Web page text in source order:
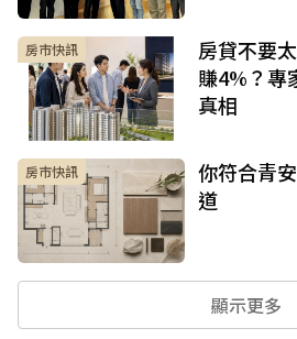
房市快訊
房貸不要
賺4%？專
真相
房市快訊
你符合青
道
顯示更多